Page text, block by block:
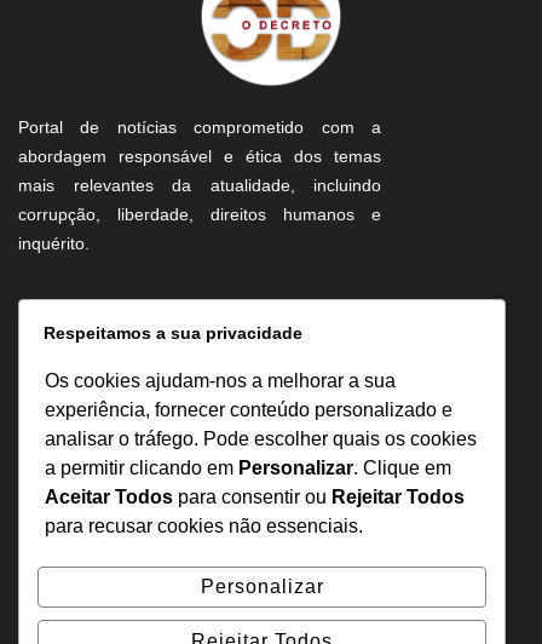
Portal de notícias comprometido com a
abordagem responsável e ética dos temas
mais relevantes da atualidade, incluindo
corrupção, liberdade, direitos humanos e
inquérito.
Informação
Sobre Nós
Estatuto Editorial
Inquérito
Denuncia
Política de Privacidade
Contactos
+244 957 277 922
Respeitamos a sua privacidade
Os cookies ajudam-nos a melhorar a sua
experiência, fornecer conteúdo personalizado e
analisar o tráfego. Pode escolher quais os cookies
a permitir clicando em Personalizar. Clique em
Aceitar Todos para consentir ou Rejeitar Todos
para recusar cookies não essenciais.
Personalizar